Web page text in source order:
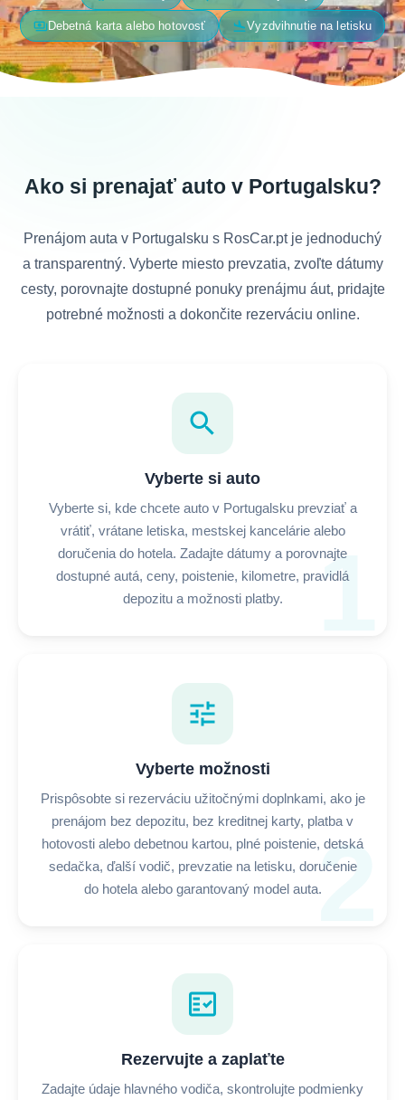
paymentsDebetná karta alebo hotovosť flight_landVyzdvihnutie na letisku
Ako si prenajať auto v Portugalsku?
Prenájom auta v Portugalsku s RosCar.pt je jednoduchý
a transparentný. Vyberte miesto prevzatia, zvoľte dátumy
cesty, porovnajte dostupné ponuky prenájmu áut, pridajte
potrebné možnosti a dokončite rezerváciu online.
1
search
Vyberte si auto
Vyberte si, kde chcete auto v Portugalsku prevziať a
vrátiť, vrátane letiska, mestskej kancelárie alebo
doručenia do hotela. Zadajte dátumy a porovnajte
dostupné autá, ceny, poistenie, kilometre, pravidlá
depozitu a možnosti platby.
2
tune
Vyberte možnosti
Prispôsobte si rezerváciu užitočnými doplnkami, ako je
prenájom bez depozitu, bez kreditnej karty, platba v
hotovosti alebo debetnou kartou, plné poistenie, detská
sedačka, ďalší vodič, prevzatie na letisku, doručenie
do hotela alebo garantovaný model auta.
fact_check
Rezervujte a zaplaťte
Zadajte údaje hlavného vodiča, skontrolujte podmienky